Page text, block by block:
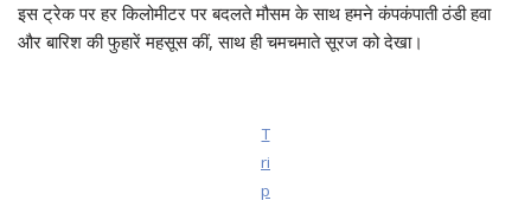
इस ट्रेक पर हर किलोमीटर पर बदलते मौसम के साथ हमने कंपकंपाती ठंडी हवा
और बारिश की फुहारें महसूस कीं, साथ ही चमचमाते सूरज को देखा।
T
ri
p